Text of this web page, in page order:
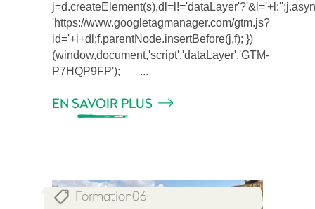
'https://www.googletagmanager.com/gtm.js?
id='+i+dl;f.parentNode.insertBefore(j,f); })
(window,document,'script','dataLayer','GTM-
P7HQP9FP');
EN SAVOIR PLUS
Formation06